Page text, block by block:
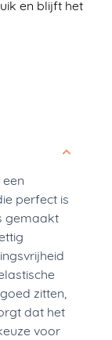
en blijft het
een
perfect is
gemaakt
zitten,
dat het
voor